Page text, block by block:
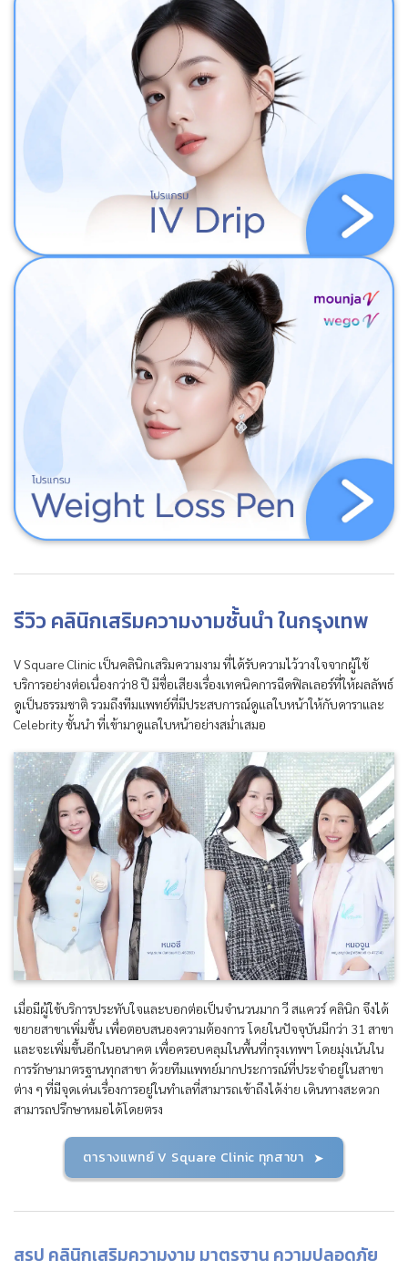
รีวิว คลินิกเสริมความงามชั้นนำ ในกรุงเทพ
V Square Clinic เป็นคลินิกเสริมความงาม ที่ได้รับความไว้วางใจจากผู้ใช้
บริการอย่างต่อเนื่องกว่า8 ปี มีชื่อเสียงเรื่องเทคนิคการฉีดฟิลเลอร์ที่ให้ผลลัพธ์
ดูเป็นธรรมชาติ รวมถึงทีมแพทย์ที่มีประสบการณ์ดูแลใบหน้าให้กับดาราและ
Celebrity ชั้นนำ ที่เข้ามาดูแลใบหน้าอย่างสม่ำเสมอ
เมื่อมีผู้ใช้บริการประทับใจและบอกต่อเป็นจำนวนมาก วี สแควร์ คลินิก จึงได้
ขยายสาขาเพิ่มขึ้น เพื่อตอบสนองความต้องการ โดยในปัจจุบันมีกว่า 31 สาขา
และจะเพิ่มขึ้นอีกในอนาคต เพื่อครอบคลุมในพื้นที่กรุงเทพฯ โดยมุ่งเน้นใน
การรักษามาตรฐานทุกสาขา ด้วยทีมแพทย์มากประการณ์ที่ประจำอยู่ในสาขา
ต่าง ๆ ที่มีจุดเด่นเรื่องการอยู่ในทำเลที่สามารถเข้าถึงได้ง่าย เดินทางสะดวก
สามารถปรึกษาหมอได้โดยตรง
ตารางแพทย์ V Square Clinic ทุกสาขา
สรุป คลินิกเสริมความงาม มาตรฐาน ความปลอดภัย